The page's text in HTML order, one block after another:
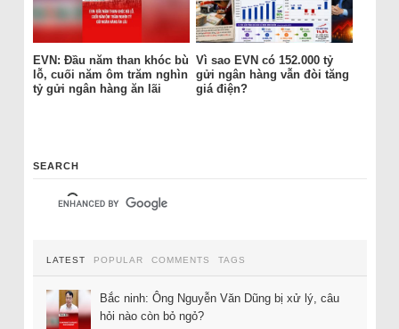
EVN: Đầu năm than khóc bù
lỗ, cuối năm ôm trăm nghìn
tỷ gửi ngân hàng ăn lãi
Vì sao EVN có 152.000 tỷ
gửi ngân hàng vẫn đòi tăng
giá điện?
SEARCH
LATEST POPULAR COMMENTS TAGS
Bắc ninh: Ông Nguyễn Văn Dũng bị xử lý, câu
hỏi nào còn bỏ ngỏ?